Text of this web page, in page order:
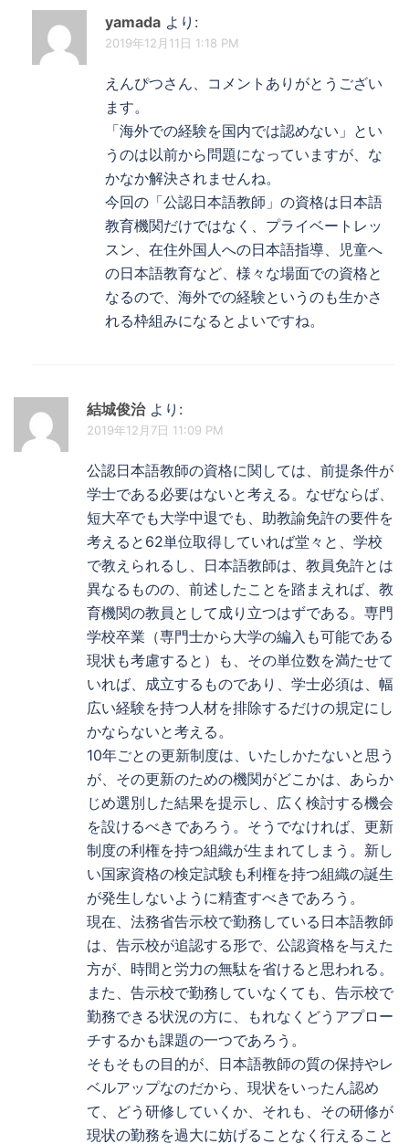
yamada より:
2019年12月11日 1:18 PM
えんぴつさん、コメントありがとうござい
ます。
「海外での経験を国内では認めない」とい
うのは以前から問題になっていますが、な
かなか解決されませんね。
今回の「公認日本語教師」の資格は日本語
教育機関だけではなく、プライベートレッ
スン、在住外国人への日本語指導、児童へ
の日本語教育など、様々な場面での資格と
なるので、海外での経験というのも生かさ
れる枠組みになるとよいですね。
結城俊治 より:
2019年12月7日 11:09 PM
公認日本語教師の資格に関しては、前提条件が
学士である必要はないと考える。なぜならば、
短大卒でも大学中退でも、助教諭免許の要件を
考えると62単位取得していれば堂々と、学校
で教えられるし、日本語教師は、教員免許とは
異なるものの、前述したことを踏まえれば、教
育機関の教員として成り立つはずである。専門
学校卒業（専門士から大学の編入も可能である
現状も考慮すると）も、その単位数を満たせて
いれば、成立するものであり、学士必須は、幅
広い経験を持つ人材を排除するだけの規定にし
かならないと考える。
10年ごとの更新制度は、いたしかたないと思う
が、その更新のための機関がどこかは、あらか
じめ選別した結果を提示し、広く検討する機会
を設けるべきであろう。そうでなければ、更新
制度の利権を持つ組織が生まれてしまう。新し
い国家資格の検定試験も利権を持つ組織の誕生
が発生しないように精査すべきであろう。
現在、法務省告示校で勤務している日本語教師
は、告示校が追認する形で、公認資格を与えた
方が、時間と労力の無駄を省けると思われる。
また、告示校で勤務していなくても、告示校で
勤務できる状況の方に、もれなくどうアプロー
チするかも課題の一つであろう。
そもそもの目的が、日本語教師の質の保持やレ
ベルアップなのだから、現状をいったん認め
て、どう研修していくか、それも、その研修が
現状の勤務を過大に妨げることなく行えること